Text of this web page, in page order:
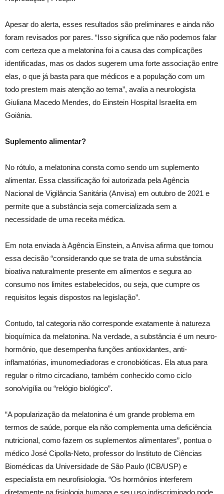
Apesar do alerta, esses resultados são preliminares e ainda não
foram revisados por pares. “Isso significa que não podemos falar
com certeza que a melatonina foi a causa das complicações
identificadas, mas os dados sugerem uma forte associação entre
elas, o que já basta para que médicos e a população com um
todo prestem mais atenção ao tema”, avalia a neurologista
Giuliana Macedo Mendes, do Einstein Hospital Israelita em
Goiânia.
Suplemento alimentar?
No rótulo, a melatonina consta como sendo um suplemento
alimentar. Essa classificação foi autorizada pela Agência
Nacional de Vigilância Sanitária (Anvisa) em outubro de 2021 e
permite que a substância seja comercializada sem a
necessidade de uma receita médica.
Em nota enviada à Agência Einstein, a Anvisa afirma que tomou
essa decisão “considerando que se trata de uma substância
bioativa naturalmente presente em alimentos e segura ao
consumo nos limites estabelecidos, ou seja, que cumpre os
requisitos legais dispostos na legislação”.
Contudo, tal categoria não corresponde exatamente à natureza
bioquímica da melatonina. Na verdade, a substância é um neuro-
hormônio, que desempenha funções antioxidantes, anti-
inflamatórias, imunomediadoras e cronobióticas. Ela atua para
regular o ritmo circadiano, também conhecido como ciclo
sono/vigília ou “relógio biológico”.
“A popularização da melatonina é um grande problema em
termos de saúde, porque ela não complementa uma deficiência
nutricional, como fazem os suplementos alimentares”, pontua o
médico José Cipolla-Neto, professor do Instituto de Ciências
Biomédicas da Universidade de São Paulo (ICB/USP) e
especialista em neurofisiologia. “Os hormônios interferem
diretamente na fisiologia humana e seu uso indiscriminado pode